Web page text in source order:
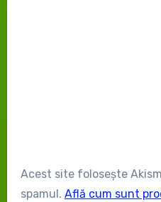
Acest site folosește
spamul. Află cum sunt